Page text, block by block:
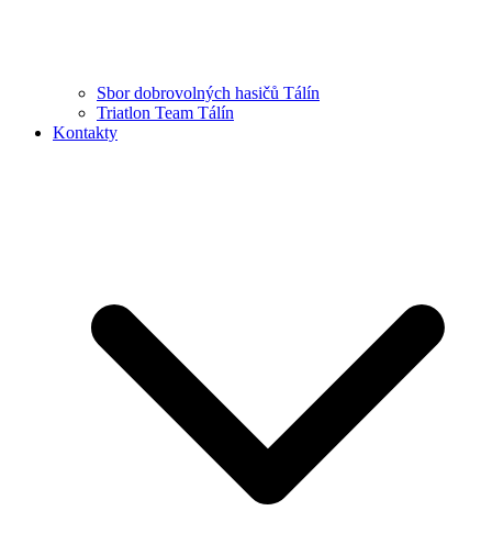
Sbor dobrovolných hasičů Tálín
Triatlon Team Tálín
Kontakty